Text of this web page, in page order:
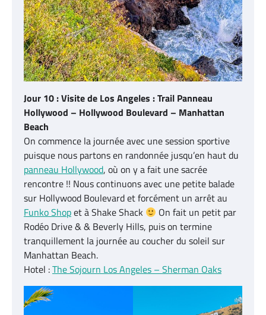
Jour 10 : Visite de Los Angeles : Trail Panneau
Hollywood – Hollywood Boulevard – Manhattan
Beach
On commence la journée avec une session sportive
puisque nous partons en randonnée jusqu’en haut du
panneau Hollywood, où on y a fait une sacrée
rencontre !! Nous continuons avec une petite balade
sur Hollywood Boulevard et forcément un arrêt au
Funko Shopet à Shake Shack
On fait un petit par
Rodéo Drive & & Beverly Hills, puis on termine
tranquillement la journée au coucher du soleil sur
Manhattan Beach.
Hotel :The Sojourn Los Angeles – Sherman Oaks